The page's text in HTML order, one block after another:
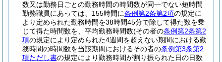
数又は勤務日ごとの勤務時間の時間数が同一でない短時間
勤務職員にあっては、155時間に条例第2条第2項の規定に
より定められた勤務時間を38時間45分で除して得た数を乗
じて得た時間数を、平均勤務時間数(その者の条例第2条第2
項の規定により定められた4週間を超えない期間における勤
務時間の時間数を当該期間におけるその者の条例第3条第2
項ただし書の規定により勤務時間が割り振られた日の日数